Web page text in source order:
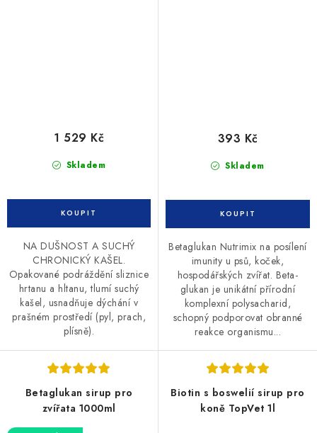
Skladem
1 529 Kč
NA DUŠNOST A SUCHÝ
CHRONICKÝ KAŠEL.
Opakované podráždění sliznice
hrtanu a hltanu, tlumí suchý
kašel, usnadňuje dýchání v
prašném prostředí (pyl, prach,
plísně).
Skladem
393 Kč
Betaglukan Nutrimix na posílení
imunity u psů, koček,
hospodářských zvířat. Beta-
glukan je unikátní přírodní
komplexní polysacharid,
schopný podporovat obranné
reakce organismu...
Betaglukan sirup pro
zvířata 1000ml
Biotin s boswelií sirup pro
koně TopVet 1l